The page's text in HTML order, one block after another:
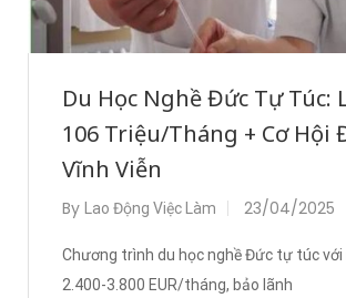
Du Học Nghề Đức Tự Túc:
106 Triệu/Tháng + Cơ Hội
Vĩnh Viễn
By Lao Động Việc Làm 23/04/2025
Chương trình du học nghề Đức tự túc
2.400-3.800 EUR/tháng, bảo lãnh